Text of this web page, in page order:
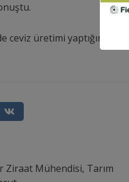
ceviz üretimi yaptığını
Ziraat Mühendisi, Tarım